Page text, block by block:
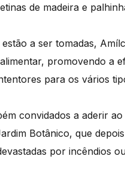
de madeira e
estão a ser tomadas,
promovendo a
para os vários
convidados a aderir
Botânico, que
por incêndios